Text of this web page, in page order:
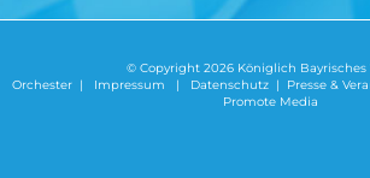
© Copyright 2026 Königlich Bayrisches
Orchester |
Impressum | Datenschutz| Presse &
Promote Media